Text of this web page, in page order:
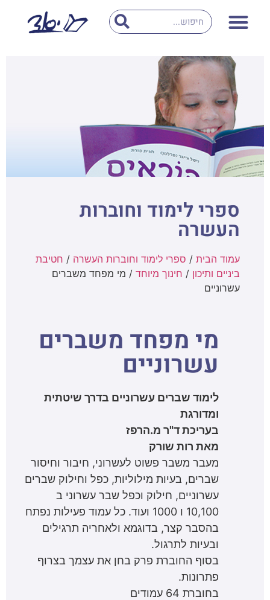
ספרי לימוד וחוברות
העשרה
עמוד הבית / ספרי לימוד וחוברות העשרה / חטיבת
ביניים ותיכון / חינוך מיוחד / מי מפחד משברים
עשרוניים
מי מפחד משברים
עשרוניים
לימוד שברים עשרוניים בדרך שיטתית
ומדורגת
בעריכת ד"ר מ.הרפז
מאת רות שורק
מעבר משבר פשוט לעשרוני, חיבור וחיסור
שברים, בעיות מילוליות, כפל וחילוק שברים
עשרוניים, חילוק וכפל שבר עשרוני ב
10,100 ו 1000 ועוד. כל עמוד פעילות נפתח
בהסבר קצר, בדוגמא ולאחריה תרגילים
ובעיות לתרגול.
בסוף החוברת פרק בחן את עצמך בצרוף
פתרונות.
בחוברת 64 עמודים